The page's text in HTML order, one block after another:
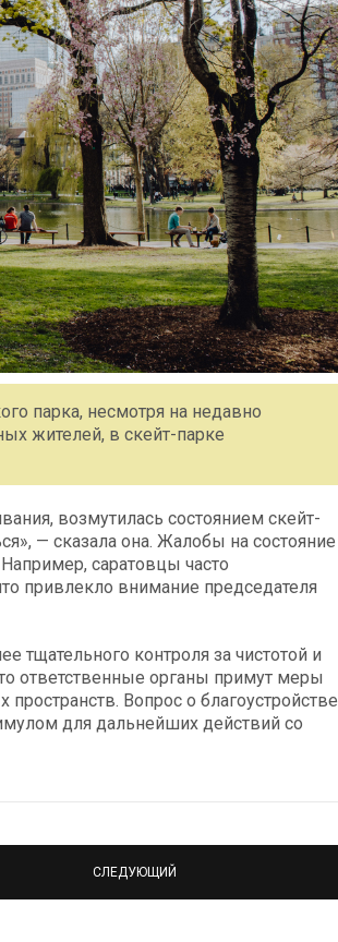
парка, несмотря на недавно
жителей, в скейт-парке
возмутилась состоянием скейт-
— сказала она. Жалобы на состояние
саратовцы часто
привлекло внимание председателя
тщательного контроля за чистотой и
ответственные органы примут меры
Вопрос о благоустройстве
для дальнейших действий со
СЛЕДУЮЩИЙ